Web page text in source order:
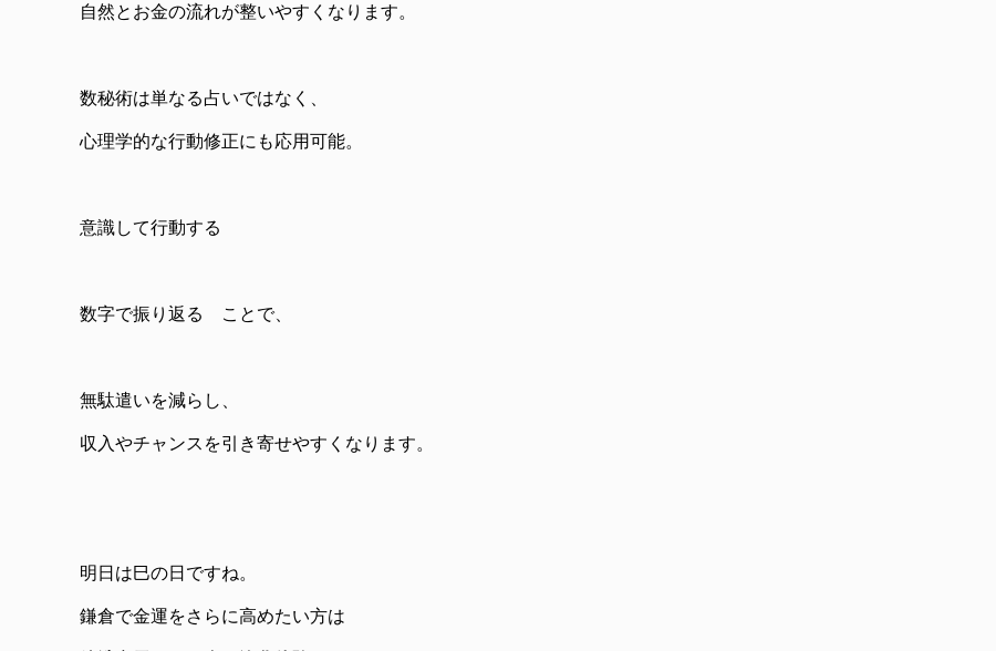
自然とお金の流れが整いやすくなります。
数秘術は単なる占いではなく、
心理学的な行動修正にも応用可能。
意識して行動する
数字で振り返る ことで、
無駄遣いを減らし、
収入やチャンスを引き寄せやすくなります。
明日は巳の日ですね。
鎌倉で金運をさらに高めたい方は